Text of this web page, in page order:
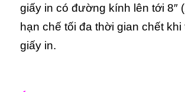
giấy in có đường kính lên tới 8″
hạn chế tối đa thời gian chết khi
giấy in.